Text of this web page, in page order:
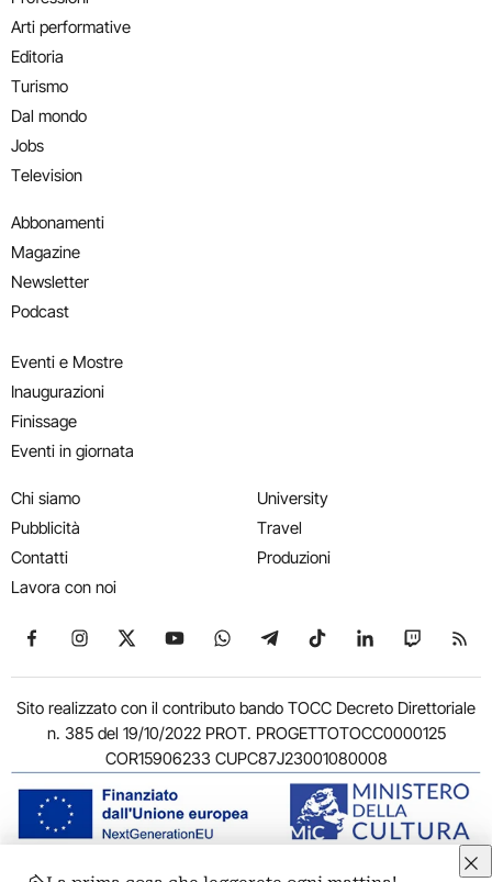
Arti performative
Editoria
Turismo
Dal mondo
Jobs
Television
Abbonamenti
Magazine
Newsletter
Podcast
Eventi e Mostre
Inaugurazioni
Finissage
Eventi in giornata
Chi siamo
Pubblicità
Contatti
Lavora con noi
University
Travel
Produzioni
Seguici su Facebook
Seguici su Instagram
Seguici su X
Seguici su YouTube
Seguici su WhatsApp
Seguici su Telegram
Seguici su TikTok
Seguici su
Seguici
Sito realizzato con il contributo bando TOCC Decreto Direttoriale
n. 385 del 19/10/2022 PROT. PROGETTOTOCC0000125
COR15906233 CUPC87J23001080008